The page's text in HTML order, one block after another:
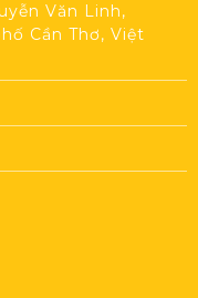
Văn Linh,
Cần Thơ, Việt